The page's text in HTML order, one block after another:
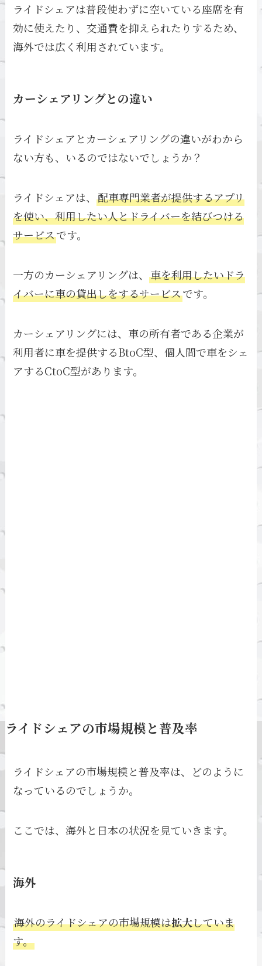
ライドシェアは普段使わずに空いている座席を有
効に使えたり、交通費を抑えられたりするため、
海外では広く利用されています。
カーシェアリングとの違い
ライドシェアとカーシェアリングの違いがわから
ない方も、いるのではないでしょうか？
ライドシェアは、配車専門業者が提供するアプリ
を使い、利用したい人とドライバーを結びつける
サービスです。
一方のカーシェアリングは、車を利用したいドラ
イバーに車の貸出しをするサービスです。
カーシェアリングには、車の所有者である企業が
利用者に車を提供するBtoC型、個人間で車をシェ
アするCtoC型があります。
ライドシェアの市場規模と普及率
ライドシェアの市場規模と普及率は、どのように
なっているのでしょうか。
ここでは、海外と日本の状況を見ていきます。
海外
海外のライドシェアの市場規模は拡大していま
す。